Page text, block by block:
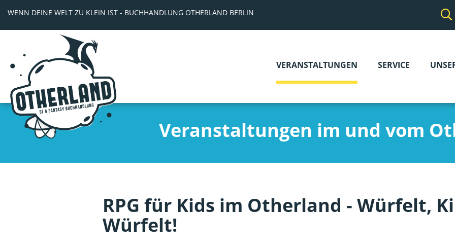
WENN DEINE WELT ZU KLEIN IST - BUCHHANDLUNG OTHERLAND BERLIN
überspringen
VERANSTALTUNGEN SERVICE
Veranstaltungen im und vom
RPG für Kids im Otherland - Würfelt,
Würfelt!